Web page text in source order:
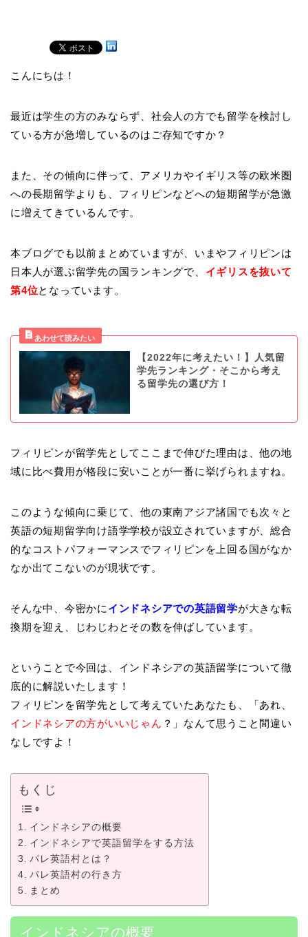
こんにちは！
最近は学生の方のみならず、社会人の方でも留学を検討し
ている方が急増しているのはご存知ですか？
また、その傾向に伴って、アメリカやイギリス等の欧米圏
への長期留学よりも、フィリピンなどへの短期留学が急激
に増えてきているんです。
本ブログでも以前まとめていますが、いまやフィリピンは
日本人が選ぶ留学先の国ランキングで、 イギリスを抜いて
第4位となっています。
【2022年に考えたい！】人気留
学先ランキング・そこから考え
る留学先の選び方！
フィリピンが留学先としてここまで伸びた理由は、他の地
域に比べ費用が格段に安いことが一番に挙げられますね。
このような傾向に乗じて、他の東南アジア諸国でも次々と
英語の短期留学向け語学学校が設立されていますが、総合
的なコストパフォーマンスでフィリピンを上回る国がなか
なか出てこないのが現状です。
そんな中、今密かに インドネシアでの英語留学が大きな転
換期を迎え、じわじわとその数を伸ばしています。
ということで今回は、インドネシアの英語留学について徹
底的に解説いたします！
フィリピンを留学先として考えていたあなたも、「あれ、
インドネシアの方がいいじゃん ？」なんて思うこと間違い
なしですよ！
もくじ
インドネシアの概要
インドネシアで英語留学をする方法
パレ英語村とは？
パレ英語村の行き方
まとめ
インドネシアの概要